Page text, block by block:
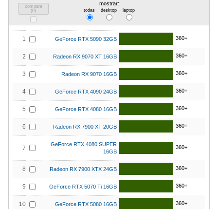
compare
(0)
mostrar:
todas desktop laptop
1 GeForce RTX 5090 32GB 360+
2 Radeon RX 9070 XT 16GB 360+
3 Radeon RX 9070 16GB 360+
4 GeForce RTX 4090 24GB 360+
5 GeForce RTX 4080 16GB 360+
6 Radeon RX 7900 XT 20GB 360+
7
GeForce RTX 4080 SUPER
16GB
360+
8 Radeon RX 7900 XTX 24GB 360+
9 GeForce RTX 5070 Ti 16GB 360+
10 GeForce RTX 5080 16GB 360+